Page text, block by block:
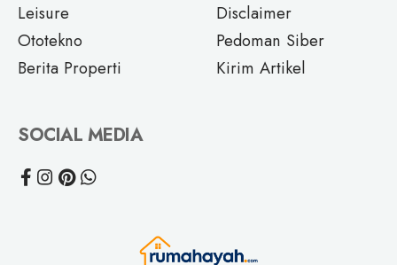
Leisure
Ototekno
Berita Properti
Disclaimer
Pedoman Siber
Kirim Artikel
SOCIAL MEDIA